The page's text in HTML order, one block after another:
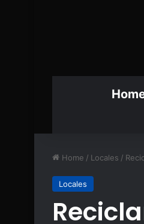
Home / Locales /
Locales